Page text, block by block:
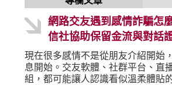
網路交友遇到感情詐騙怎
信社協助保留金流與對話
現在很多感情不是從朋友介紹開始
息開始。交友軟體、社群平台、直
組，都可能讓人認識看似溫柔體貼